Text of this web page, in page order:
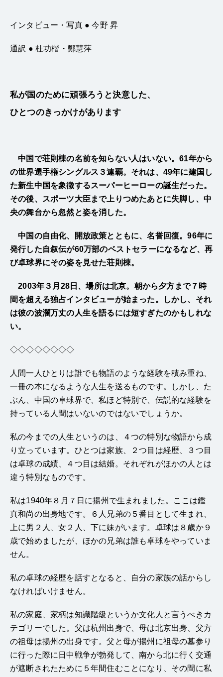
インタビュー・写真 ● 今野 昇
通訳 ● 杜功楷・鄭慧萍
私が国のために頑張ろうと決意した、
ひとつのきっかけがあります
中国で荘則棟の名前を知らない人はいない。61年から
の世界選手権シングルス３連覇。それは、49年に建国し
た新生中国を象徴するスーパーヒーローの誕生だった。
その後、スポーツ大臣まで上りつめたあとに失脚し、中
央の舞台から忽然と姿を消した。
中国の自由化、開放政策とともに、名誉回復。96年に
発行した自叙伝が60万部のベストセラーになるなど、再
び卓球界にその姿を見せた荘則棟。
2003年３月28日、場所は北京。朝から夕方まで７時
間を超える独占インタビューが始まった。しかし、それ
は彼の波瀾万丈の人生を語るには短すぎたのかもしれな
い。
◇◇◇◇◇◇◇◇
人間一人ひとりは誰でも物語のような経験を積み重ね、
一冊の本になるような人生を送るものです。しかし、た
ぶん、中国の卓球界で、私ほど特別で、伝説的な経験を
持っている人間はいないのではないでしょうか。
私の今までの人生というのは、４つの特別な物語から成
り立っています。ひとつは家族、２つ目は経歴、３つ目
は卓球の成績、４つ目は結婚。それぞれがほかの人とは
違う特別なものです。
私は1940年８月７日に揚州で生まれました。ここは鑑
真和尚の出身地です。６人兄弟の５番目として生まれ、
上に男２人、女２人、下に妹がいます。卓球は８歳か９
歳で始めましたが、ほかの兄弟は誰も卓球をやっていま
せん。
私の卓球の経歴を話すとなると、自分の家族の話からし
なければいけません。
私の家庭、家柄は知識階級というか文化人と言うべきカ
テゴリーでした。父は杭州出身で、母は北京出身、父方
の祖母は揚州の出身です。父と母が揚州に祖母の墓参り
に行った際に日中戦争が勃発して、南から北に行く交通
が遮断されたために５年間住むことになり、その間に私